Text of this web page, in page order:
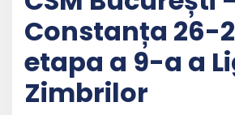
Constanța 26-
etapa a 9-a a
Zimbrilor